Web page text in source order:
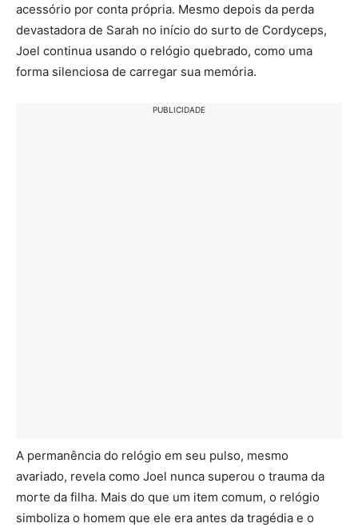
acessório por conta própria. Mesmo depois da perda
devastadora de Sarah no início do surto de Cordyceps,
Joel continua usando o relógio quebrado, como uma
forma silenciosa de carregar sua memória.
PUBLICIDADE
A permanência do relógio em seu pulso, mesmo
avariado, revela como Joel nunca superou o trauma da
morte da filha. Mais do que um item comum, o relógio
simboliza o homem que ele era antes da tragédia e o